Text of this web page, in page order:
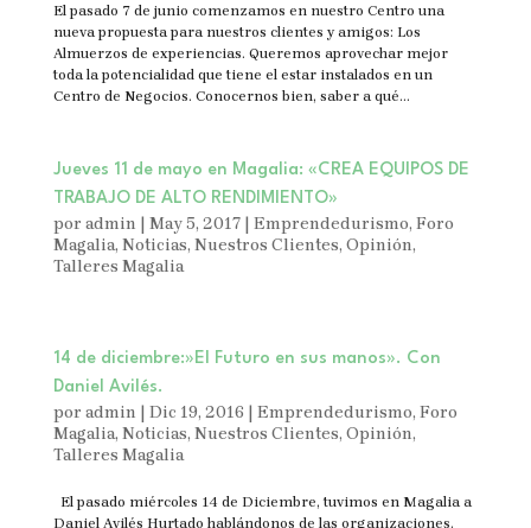
El pasado 7 de junio comenzamos en nuestro Centro una
nueva propuesta para nuestros clientes y amigos: Los
Almuerzos de experiencias. Queremos aprovechar mejor
toda la potencialidad que tiene el estar instalados en un
Centro de Negocios. Conocernos bien, saber a qué...
Jueves 11 de mayo en Magalia: «CREA EQUIPOS DE
TRABAJO DE ALTO RENDIMIENTO»
por admin | May 5, 2017| Emprendedurismo, Foro
Magalia, Noticias, Nuestros Clientes, Opinión,
Talleres Magalia
14 de diciembre:»El Futuro en sus manos». Con
Daniel Avilés.
por admin | Dic 19, 2016 | Emprendedurismo, Foro
Magalia, Noticias, Nuestros Clientes, Opinión,
Talleres Magalia
El pasado miércoles 14 de Diciembre, tuvimos en Magalia a
Daniel Avilés Hurtado hablándonos de las organizaciones.